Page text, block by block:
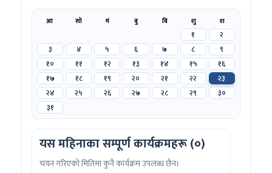
आ सो मं बु बि शु श
१
२
३
४ ५ ६ ७ ८
९
१०
११ १२ १३ १४ १५
१६
१७
१८ १९ २० २१ २२
२३
२४
२५ २६ २७ २८ २९
३०
३१
यस महिनाका सम्पूर्ण कार्यक्रमहरू (०)
चयन गरिएको मितिमा कुनै कार्यक्रम उपलब्ध छैन।